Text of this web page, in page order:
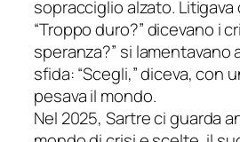
sopracciglio alzato.
“Troppo duro?” dicevano i
speranza?” si lamentavano
sfida: “Scegli,” diceva, con
pesava il mondo.
Nel 2025, Sartre ci guarda